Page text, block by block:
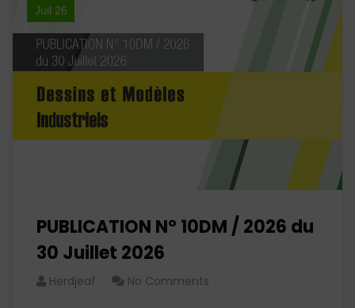
Juil 26
PUBLICATION N° 10DM / 2026 du
30 Juillet 2026
Herdjeaf No Comments